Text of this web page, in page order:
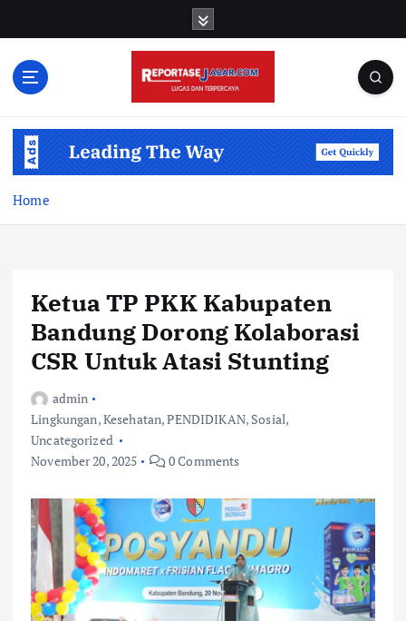
Home
Ketua TP PKK Kabupaten
Bandung Dorong Kolaborasi
CSR Untuk Atasi Stunting
admin
Lingkungan,Kesehatan,PENDIDIKAN, Sosial,
Uncategorized
November 20, 2025
0 Comments